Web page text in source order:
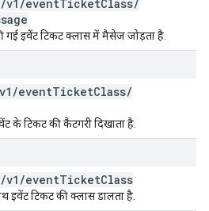
/v1 /eventTicketClass/
गई इवेंट टिकट क्लास में मैसेज जोड़ता है.
v1 /eventTicketClass/
के टिकट की कैटगरी दिखाता है.
/v1 /eventTicketClass
इवेंट टिकट की क्लास डालता है.